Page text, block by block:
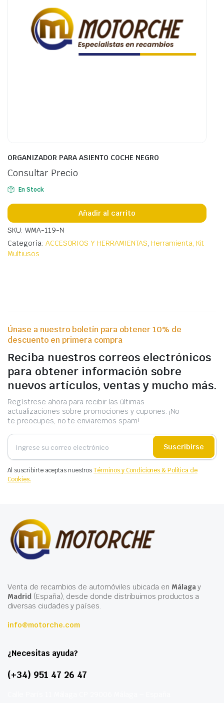
ORGANIZADOR PARA ASIENTO COCHE NEGRO
Consultar Precio
En Stock
Añadir al carrito
SKU: WMA-119-N
Categoría: ACCESORIOS Y HERRAMIENTAS, Herramienta, Kit
Multiusos
Únase a nuestro boletín para obtener 10% de
descuento en primera compra
Reciba nuestros correos electrónicos
para obtener información sobre
nuevos artículos, ventas y mucho más.
Regístrese ahora para recibir las últimas
actualizaciones sobre promociones y cupones. ¡No
te preocupes, no te enviaremos spam!
Suscribirse
Al suscribirte aceptas nuestrosTérminos y Condiciones & Política de
Cookies.
Venta de recambios de automóviles ubicada en Málagay
Madrid(España), desde donde distribuimos productos a
diversas ciudades y países.
info@motorche.com
¿Necesitas ayuda?
(+34) 951 47 26 47